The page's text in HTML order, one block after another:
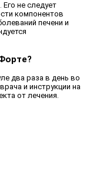
не следует
компонентов
печени и
два раза в день во
и инструкции на
от лечения.